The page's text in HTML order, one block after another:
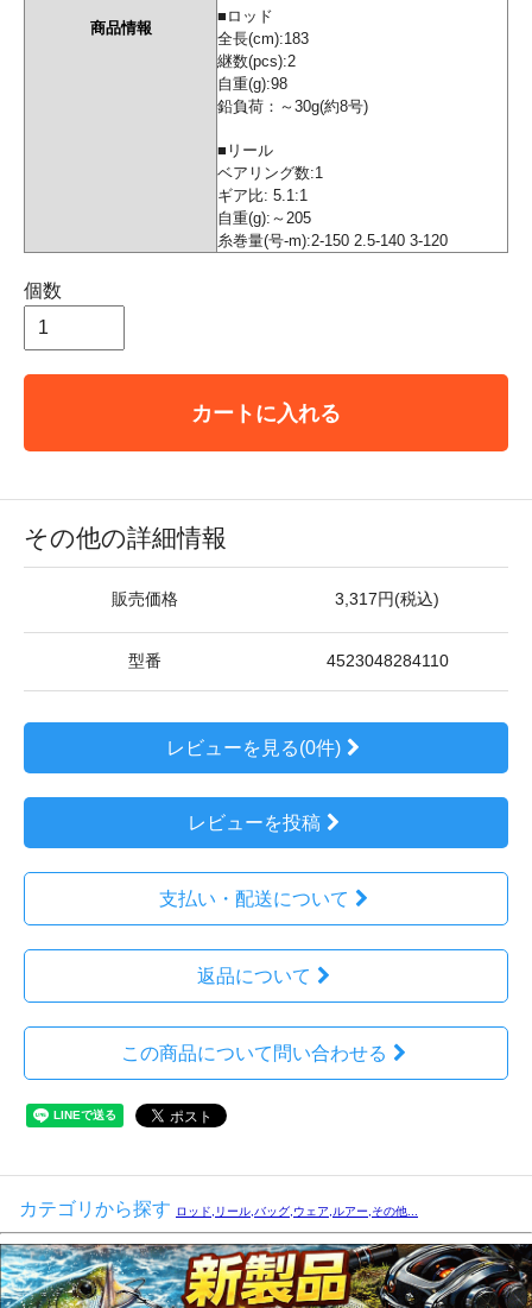
商品情報
■ロッド
全長(cm):183
継数(pcs):2
自重(g):98
鉛負荷：～30g(約8号)
■リール
ベアリング数:1
ギア比: 5.1:1
自重(g):～205
糸巻量(号-m):2-150 2.5-140 3-120
個数
カートに入れる
その他の詳細情報
販売価格 3,317円(税込)
型番 4523048284110
レビューを見る(0件)
レビューを投稿
支払い・配送について
返品について
この商品について問い合わせる
カテゴリから探す ロッド,リール,バッグ,ウェア,ルアー,その他...